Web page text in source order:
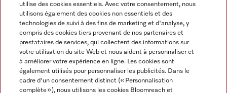
Langue
FRANÇAIS
utilise des cookies essentiels. Avec votre consentement, nous
utilisons également des cookies non essentiels et des
technologies de suivi à des fins de marketing et d'analyse, y
compris des cookies tiers provenant de nos partenaires et
prestataires de services, qui collectent des informations sur
votre utilisation du site Web et nous aident à personnaliser et
à améliorer votre expérience en ligne. Les cookies sont
également utilisés pour personnaliser les publicités. Dans le
cadre d'un consentement distinct (« Personnalisation
complète »), nous utilisons les cookies Bloomreach et